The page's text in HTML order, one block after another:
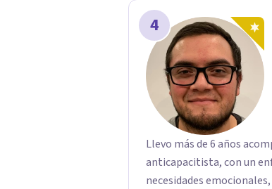
4
Llevo más de 6 años
anticapacitista, con un
necesidades